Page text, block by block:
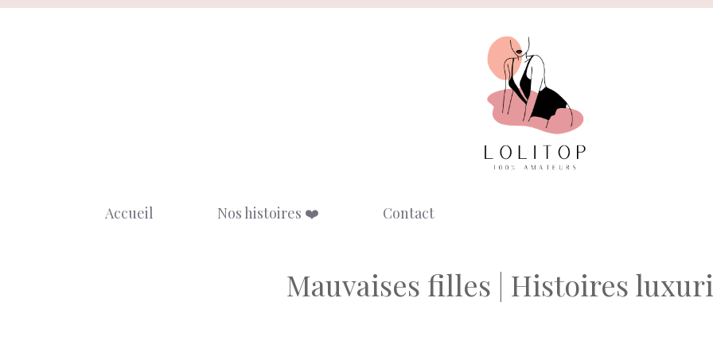
Aller
Accueil Nos histoires ❤️ Contact
Mauvaises filles | Histoires